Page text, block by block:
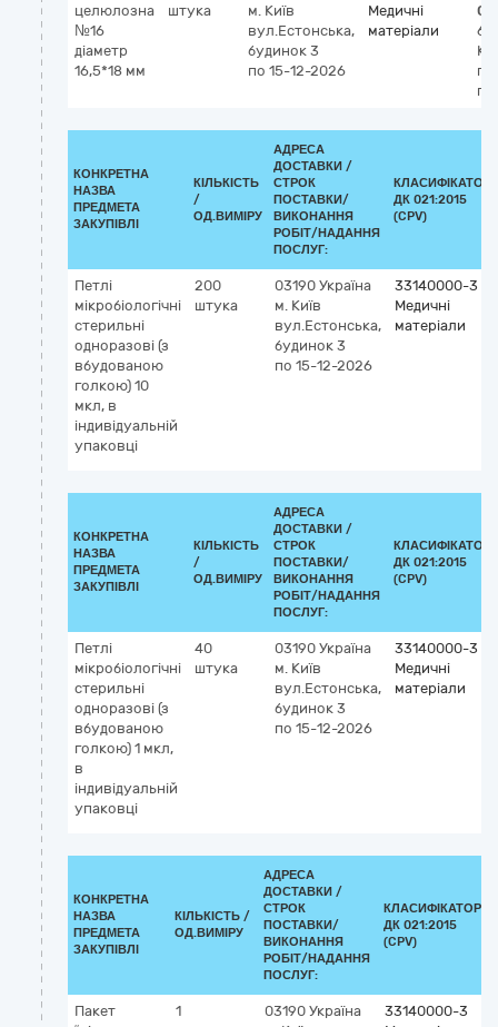
целюлозна
№16
діаметр
16,5*18 мм
штука
м. Київ
вул.Естонська,
будинок 3
по 15-12-2026
Медичні
матеріали
КОНКРЕТНА
НАЗВА
ПРЕДМЕТА
ЗАКУПІВЛІ
КІЛЬКІСТЬ
/
ОД.ВИМІРУ
АДРЕСА
ДОСТАВКИ /
СТРОК
ПОСТАВКИ/
ВИКОНАННЯ
РОБІТ/НАДАННЯ
ПОСЛУГ:
КЛАСИФІКАТОР
ДК 021:2015
(CPV)
Петлі
мікробіологічні
стерильні
одноразові (з
вбудованою
голкою) 10
мкл, в
індивідуальній
упаковці
200
штука
03190 Україна
м. Київ
вул.Естонська,
будинок 3
по 15-12-2026
33140000-3
Медичні
матеріали
КОНКРЕТНА
НАЗВА
ПРЕДМЕТА
ЗАКУПІВЛІ
КІЛЬКІСТЬ
/
ОД.ВИМІРУ
АДРЕСА
ДОСТАВКИ /
СТРОК
ПОСТАВКИ/
ВИКОНАННЯ
РОБІТ/НАДАННЯ
ПОСЛУГ:
КЛАСИФІКАТОР
ДК 021:2015
(CPV)
Петлі
мікробіологічні
стерильні
одноразові (з
вбудованою
голкою) 1 мкл,
в
індивідуальній
упаковці
40
штука
03190 Україна
м. Київ
вул.Естонська,
будинок 3
по 15-12-2026
33140000-3
Медичні
матеріали
КОНКРЕТНА
НАЗВА
ПРЕДМЕТА
ЗАКУПІВЛІ
КІЛЬКІСТЬ /
ОД.ВИМІРУ
АДРЕСА
ДОСТАВКИ /
СТРОК
ПОСТАВКИ/
ВИКОНАННЯ
РОБІТ/НАДАННЯ
ПОСЛУГ:
КЛАСИФІКАТОР
ДК 021:2015
(CPV)
Пакет
1
03190 Україна
33140000-3